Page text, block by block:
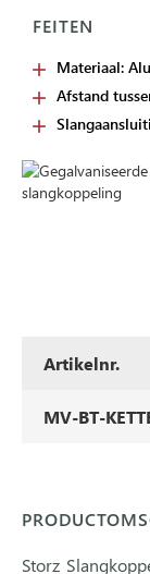
FEITEN
Materiaal:
Afstand
Artikelnr.
MV-BT-
Storz